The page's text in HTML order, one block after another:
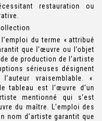
restauration ou
du terme « attribué
que l’œuvre ou l’objet
de production de l’artiste
sérieuses désignent
vraisemblable. «
tableau est l’œuvre d’un
mentionné qui s’est
du maître. L’emploi des
nom d’artiste garantit que